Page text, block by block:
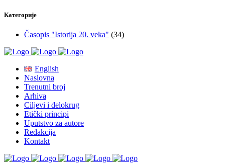
Категорије
Časopis "Istorija 20. veka" (34)
English
Naslovna
Trenutni broj
Arhiva
Ciljevi i delokrug
Etički principi
Uputstvo za autore
Redakcija
Kontakt